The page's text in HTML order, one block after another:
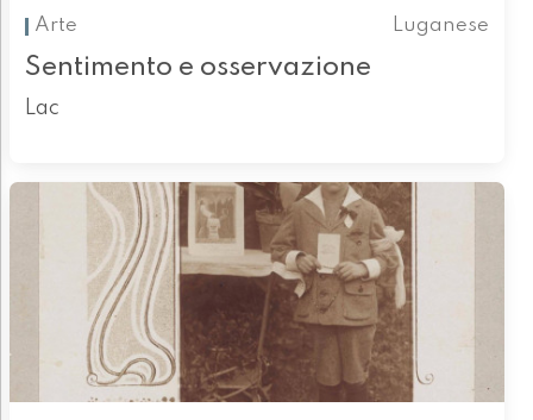
Arte
Luganese
Sentimento e osservazione
Lac